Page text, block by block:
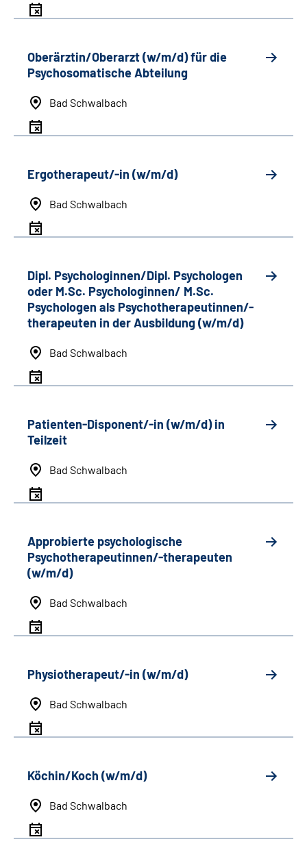
Oberärztin/Oberarzt (w/m/d) für die
Psychosomatische Abteilung
Bad Schwalbach
Ergotherapeut/-in (w/m/d)
Bad Schwalbach
Dipl. Psychologinnen/Dipl. Psychologen
oder M.Sc. Psychologinnen/ M.Sc.
Psychologen als Psychotherapeutinnen/-
therapeuten in der Ausbildung (w/m/d)
Bad Schwalbach
Patienten-Disponent/-in (w/m/d) in
Teilzeit
Bad Schwalbach
Approbierte psychologische
Psychotherapeutinnen/-therapeuten
(w/m/d)
Bad Schwalbach
Physiotherapeut/-in (w/m/d)
Bad Schwalbach
Köchin/Koch (w/m/d)
Bad Schwalbach